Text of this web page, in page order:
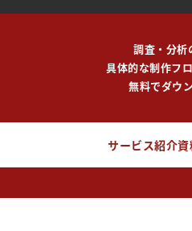
調査・分析
具体的な制作フ
無料でダウ
サービス紹介